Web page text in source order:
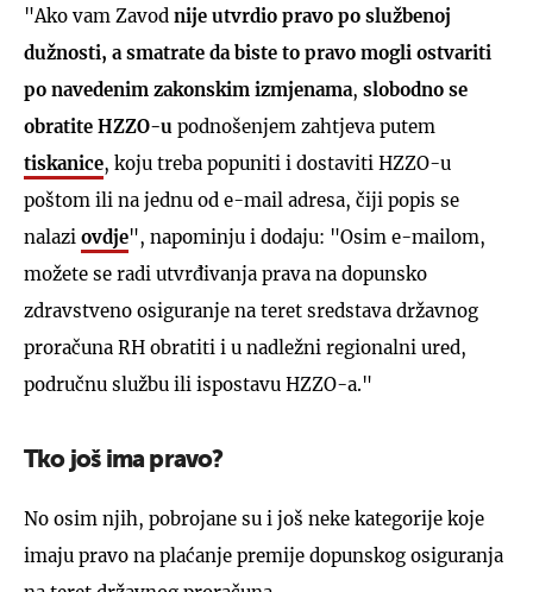
"Ako vam Zavod nije utvrdio pravo po službenoj
dužnosti, a smatrate da biste to pravo mogli ostvariti
po navedenim zakonskim izmjenama, slobodno se
obratite HZZO-u podnošenjem zahtjeva putem
tiskanice, koju treba popuniti i dostaviti HZZO-u
poštom ili na jednu od e-mail adresa, čiji popis se
nalazi ovdje", napominju i dodaju: "Osim e-mailom,
možete se radi utvrđivanja prava na dopunsko
zdravstveno osiguranje na teret sredstava državnog
proračuna RH obratiti i u nadležni regionalni ured,
područnu službu ili ispostavu HZZO-a."
Tko još ima pravo?
No osim njih, pobrojane su i još neke kategorije koje
imaju pravo na plaćanje premije dopunskog osiguranja